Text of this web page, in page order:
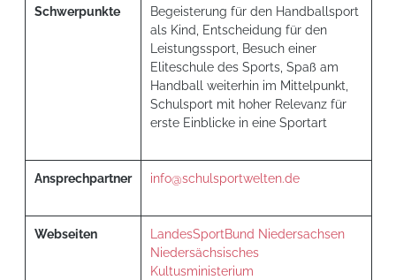
Schwerpunkte
Begeisterung für den Handballsport
als Kind, Entscheidung für den
Leistungssport, Besuch einer
Eliteschule des Sports, Spaß am
Handball weiterhin im Mittelpunkt,
Schulsport mit hoher Relevanz für
erste Einblicke in eine Sportart
Ansprechpartner info@schulsportwelten.de
Webseiten
LandesSportBund Niedersachsen
Niedersächsisches
Kultusministerium